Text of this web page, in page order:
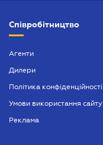
БІЗНЕС
Співробітництво
Агенти
Дилери
Політика конфіденційності
Умови використання сайту
Реклама